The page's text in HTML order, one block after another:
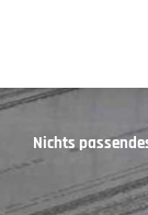
Nichts